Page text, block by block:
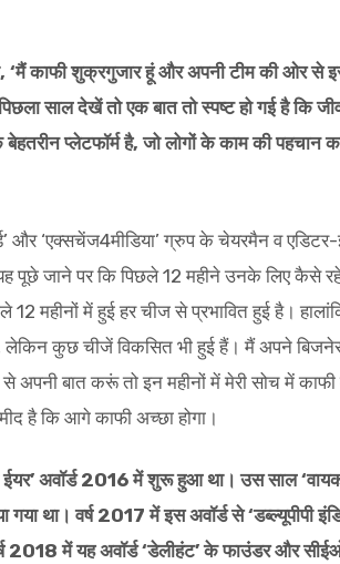
‘मैं काफी शुक्रगुजार हूं और अपनी टीम की ओर से
साल देखें तो एक बात तो स्पष्ट हो गई है कि
प्लेटफॉर्म है, जो लोगों के काम की पहचान
और ‘एक्सचेंज4मीडिया’ ग्रुप के चेयरमैन व
पूछे जाने पर कि पिछले 12 महीने उनके लिए कैसे
12 महीनों में हुई हर चीज से प्रभावित हुई है।
लेकिन कुछ चीजें विकसित भी हुई हैं। मैं अपने
बात करूं तो इन महीनों में मेरी सोच में काफी
है कि आगे काफी अच्छा होगा।
अवॉर्ड 2016 में शुरू हुआ था। उस साल
था। वर्ष 2017 में इस अवॉर्ड से ‘डब्ल्यूपीपी
2018 में यह अवॉर्ड ‘डेलीहंट’ के फाउंडर और